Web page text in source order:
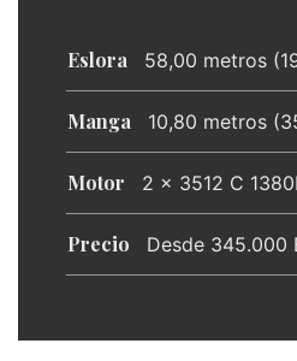
Eslora 58,00 metros
Manga 10,80 metros
Motor 2 x 3512 C
Precio Desde 345.000